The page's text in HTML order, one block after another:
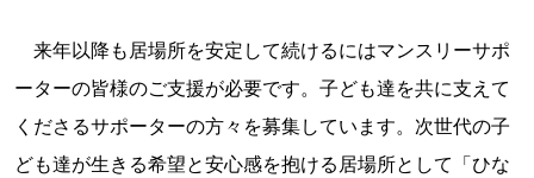
来年以降も居場所を安定して続けるにはマンスリーサポ
ーターの皆様のご支援が必要です。子ども達を共に支えて
くださるサポーターの方々を募集しています。次世代の子
ども達が生きる希望と安心感を抱ける居場所として「ひな